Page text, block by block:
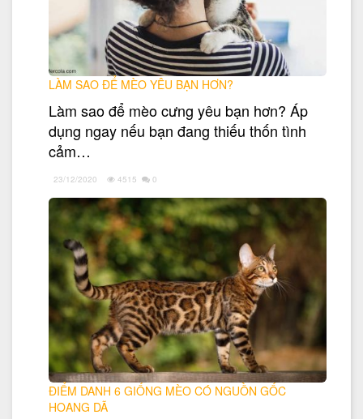
LÀM SAO ĐỂ MÈO YÊU BẠN HƠN?
Làm sao để mèo cưng yêu bạn hơn? Áp
dụng ngay nếu bạn đang thiếu thốn tình
cảm…
23/12/2020 4515 0
ĐIỂM DANH 6 GIỐNG MÈO CÓ NGUỒN GỐC
HOANG DÃ